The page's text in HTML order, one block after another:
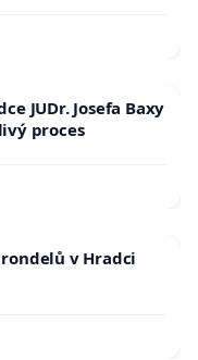
JUDr. Josefa Baxy
proces
v Hradci